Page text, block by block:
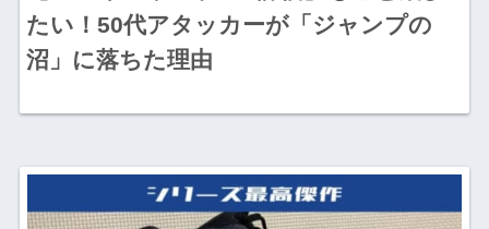
たい！50代アタッカーが「ジャンプの
沼」に落ちた理由